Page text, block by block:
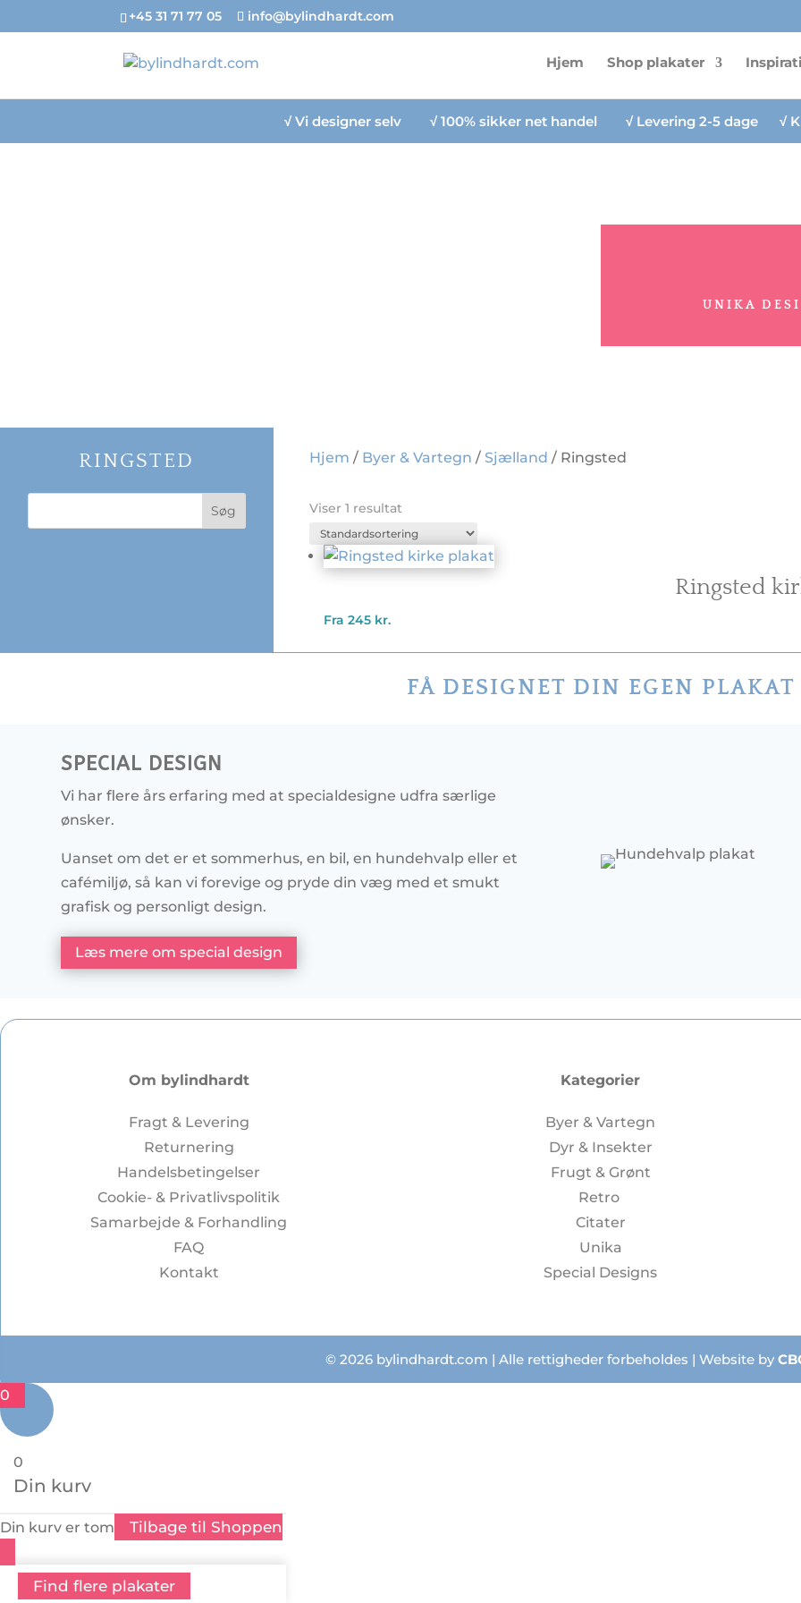
+45 31 71 77 05 info@bylindhardt.com
Hjem Shop plakater
√Vi designer selv √100% sikker net handel √Levering 2-5 dage √
UNIKA
RINGSTED Hjem / Byer & Vartegn / Sjælland / Ringsted
Viser 1 resultat
Ringsted
Fra245 kr.
FÅ DESIGNET DIN EGEN PLAKAT
SPECIAL DESIGN
Vi har flere års erfaring med at specialdesigne udfra særlige
ønsker.
Uanset om det er et sommerhus, en bil, en hundehvalp eller et
cafémiljø, så kan vi forevige og pryde din væg med et smukt
grafisk og personligt design.
Læs mere om special design
Om bylindhardt
Fragt & Levering
Returnering
Handelsbetingelser
Cookie- & Privatlivspolitik
Samarbejde & Forhandling
FAQ
Kontakt
Kategorier
Byer & Vartegn
Dyr & Insekter
Frugt & Grønt
Retro
Citater
Unika
Special Designs
© 2026 bylindhardt.com | Alle rettigheder forbeholdes | Website by
0
0
Din kurv
Din kurv er tom Tilbage til Shoppen
Find flere plakater